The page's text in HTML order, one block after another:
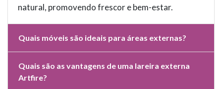
natural, promovendo frescor e bem-estar.
Quais móveis são ideais para áreas externas?
Quais são as vantagens de uma lareira externa
Artfire?